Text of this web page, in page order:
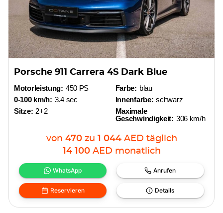
Porsche 911 Carrera 4S Dark Blue
Motorleistung: 450 PS
0-100 km/h: 3.4 sec
Sitze: 2+2
Farbe: blau
Innenfarbe: schwarz
Maximale
Geschwindigkeit: 306 km/h
von 470 zu 1 044 AED täglich
14 100 AED monatlich
WhatsApp Anrufen
Reservieren Details